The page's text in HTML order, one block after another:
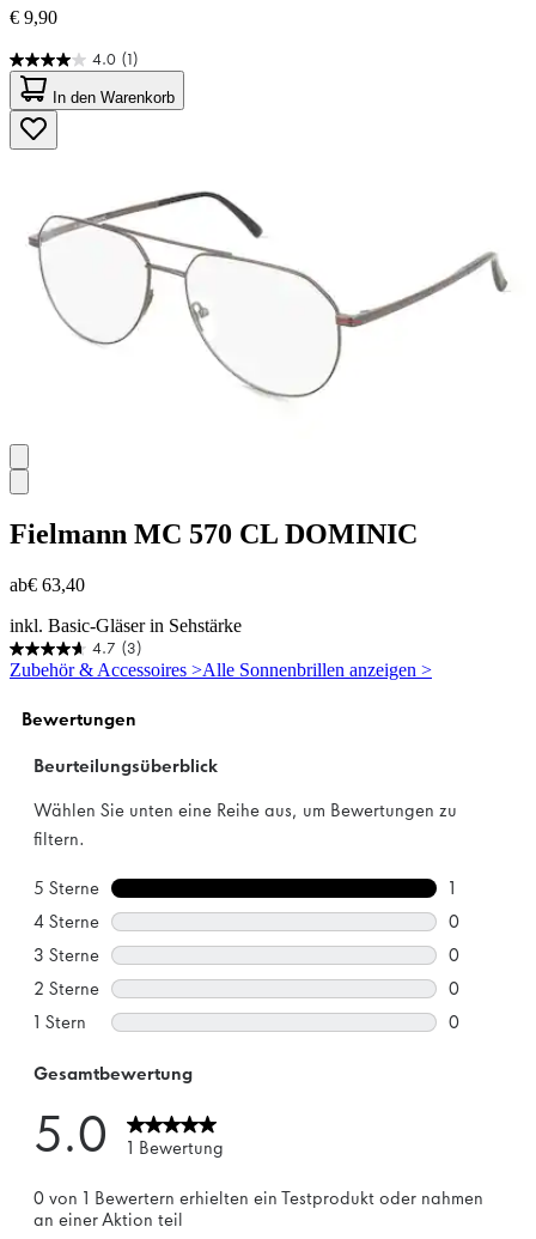
€ 9,90
4.0 (1)
4.0
von
5
Sternen.
1
In den Warenkorb
Fielmann MC 570 CL DOMINIC
ab€ 63,40
inkl. Basic-Gläser in Sehstärke
4.7 (3)
4.7
von
Sternen.
Bewertungen
Zubehör & Accessoires >Alle Sonnenbrillen anzeigen >